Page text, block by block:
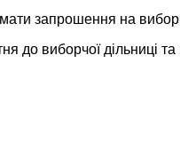
запрошення на
виборчої дільниці та